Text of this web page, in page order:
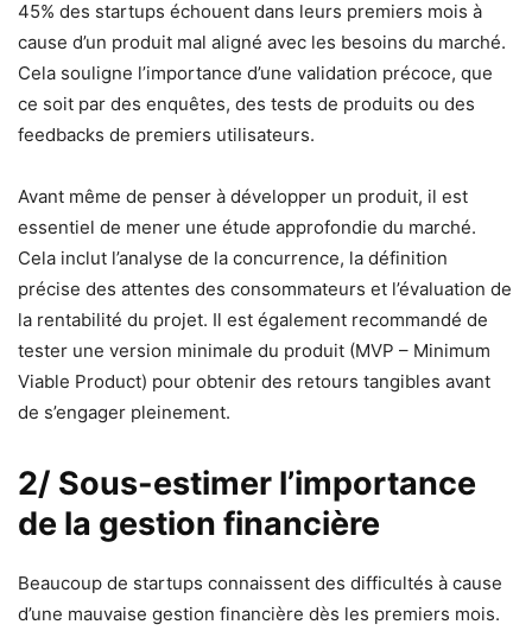
45% des startups échouent dans leurs premiers mois à
cause d’un produit mal aligné avec les besoins du marché.
Cela souligne l’importance d’une validation précoce, que
ce soit par des enquêtes, des tests de produits ou des
feedbacks de premiers utilisateurs.
Avant même de penser à développer un produit, il est
essentiel de mener une étude approfondie du marché.
Cela inclut l’analyse de la concurrence, la définition
précise des attentes des consommateurs et l’évaluation de
la rentabilité du projet. Il est également recommandé de
tester une version minimale du produit (MVP – Minimum
Viable Product) pour obtenir des retours tangibles avant
de s’engager pleinement.
2/ Sous-estimer l’importance
de la gestion financière
Beaucoup de startups connaissent des difficultés à cause
d’une mauvaise gestion financière dès les premiers mois.